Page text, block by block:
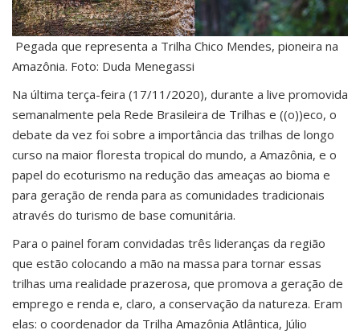
Pegada que representa a Trilha Chico Mendes, pioneira na
Amazônia. Foto: Duda Menegassi
Na última terça-feira (17/11/2020), durante a live promovida
semanalmente pela Rede Brasileira de Trilhas e ((o))eco, o
debate da vez foi sobre a importância das trilhas de longo
curso na maior floresta tropical do mundo, a Amazônia, e o
papel do ecoturismo na redução das ameaças ao bioma e
para geração de renda para as comunidades tradicionais
através do turismo de base comunitária.
Para o painel foram convidadas três lideranças da região
que estão colocando a mão na massa para tornar essas
trilhas uma realidade prazerosa, que promova a geração de
emprego e renda e, claro, a conservação da natureza. Eram
elas: o coordenador da Trilha Amazônia Atlântica, Júlio